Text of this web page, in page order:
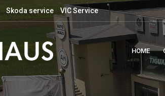
Skoda service VIC Service
HOME